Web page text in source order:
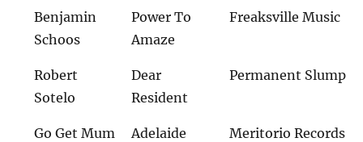
Benjamin
Schoos
Power To
Amaze
Freaksville Music
Robert
Sotelo
Dear
Resident
Permanent Slump
Go Get Mum Adelaide Meritorio Records